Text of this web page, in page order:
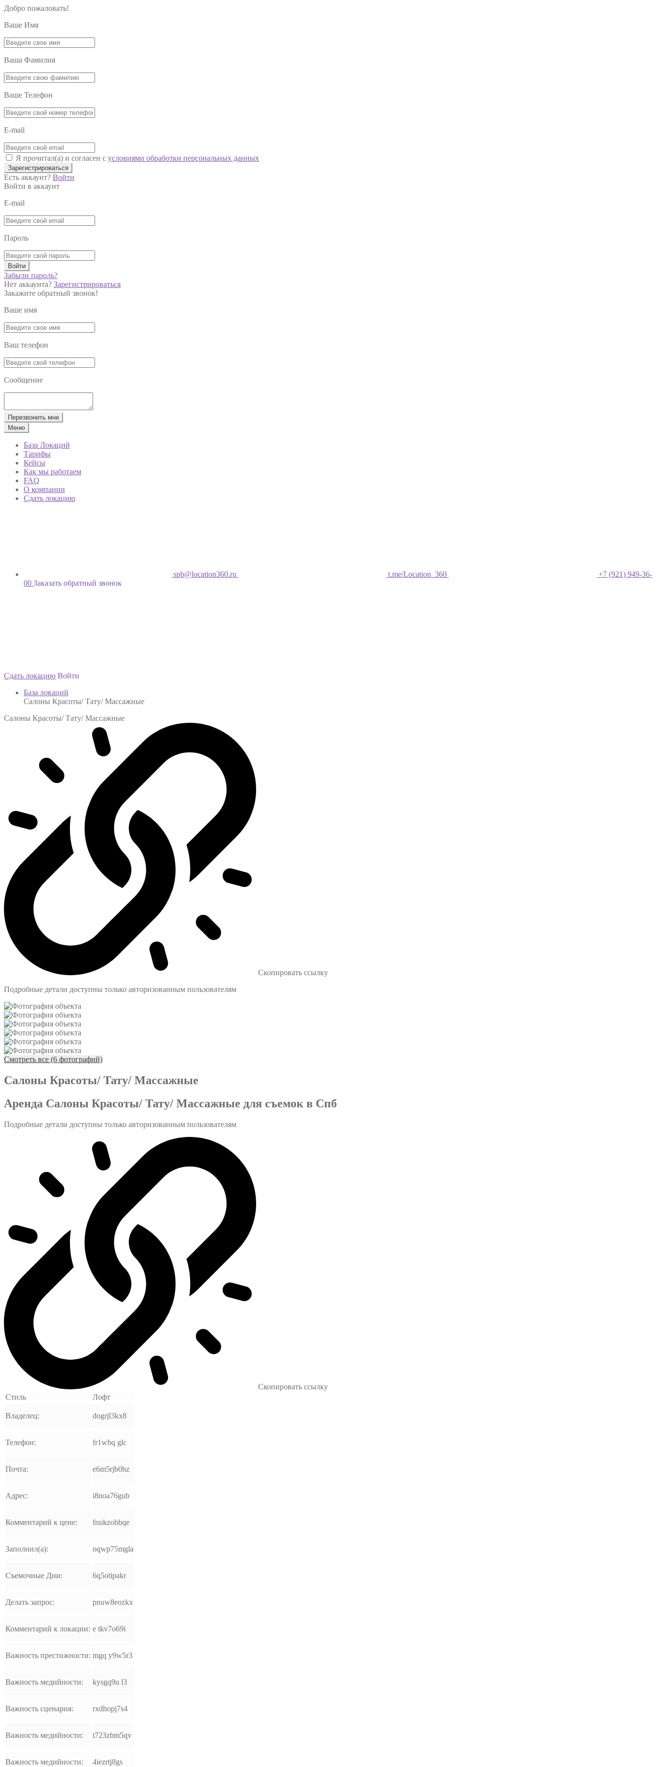
Добро пожаловать!
Ваше Имя
Ваша Фамилия
Ваше Телефон
E-mail
Я прочитал(а) и согласен с условиями обработки персональных данных
Зарегистрироваться
Есть аккаунт? Войти
Войти в аккаунт
E-mail
Пароль
Войти
Забыли пароль?
Нет аккаунта? Зарегистрироваться
Закажите обратный звонок!
Ваше имя
Ваш телефон
Сообщение
Перезвонить мне
Меню
База Локаций
Тарифы
Кейсы
Как мы работаем
FAQ
О компании
Сдать локацию
spb@location360.ru t.me/Location_360
+7 (921) 949-36-
00 Заказать обратный звонок
Сдать локацию Войти
База локаций
Салоны Красоты/ Тату/ Массажные
Салоны Красоты/ Тату/ Массажные
Скопировать ссылку
Подробные детали доступны только авторизованным пользователям
Смотреть все (6 фотографий)
Салоны Красоты/ Тату/ Массажные
Аренда Салоны Красоты/ Тату/ Массажные для съемок в Спб
Подробные детали доступны только авторизованным пользователям
Скопировать ссылку
Стиль
Лофт
Владелец: dogrjl3kx8
Телефон: fr1wbq glc
Почта: e6m5rjb0hz
Адрес: i8noa76gub
Комментарий к цене: fnukzohbqe
Заполнил(а): oqwp75mgla
Съемочные Дни: 6q5otipakr
Делать запрос: pnuw8eozkx
Комментарий к локации: e tkv7o69i
Важность престижности: mgq y9w5r3
Важность медийности: kysgq9u l3
Важность сценария: rxdhopj7s4
Важность медийности: t723zbm5qv
Важность медийности: 4iezrtj8gs